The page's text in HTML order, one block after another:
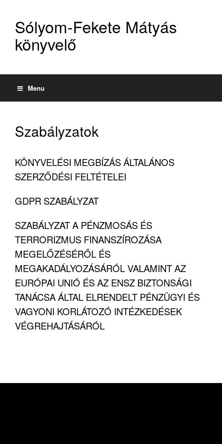
Sólyom-Fekete Mátyás
könyvelő
Menu
Szabályzatok
KÖNYVELÉSI MEGBÍZÁS ÁLTALÁNOS
SZERZŐDÉSI FELTÉTELEI
GDPR SZABÁLYZAT
SZABÁLYZAT A PÉNZMOSÁS ÉS
TERRORIZMUS FINANSZÍROZÁSA
MEGELŐZÉSÉRŐL ÉS
MEGAKADÁLYOZÁSÁRÓL VALAMINT AZ
EURÓPAI UNIÓ ÉS AZ ENSZ BIZTONSÁGI
TANÁCSA ÁLTAL ELRENDELT PÉNZÜGYI ÉS
VAGYONI KORLÁTOZÓ INTÉZKEDÉSEK
VÉGREHAJTÁSÁRÓL